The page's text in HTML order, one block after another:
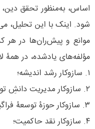
اساس، به‌منظور تحقق دین،
شود. اینک با این تحلیل،
موانع و پیش‌ران‌ها در هر
مؤلفه‌های یادشده، در همۀ
۱. سازوکار رشد اندیشه؛
۲. سازوکار مدیریت دانشِ توانمند در پیشرفت الگوی تحقیق و توسعه یا مدیریت تحول؛
۳. سازوکار حوزۀ توسعۀ فراگیر اجتماعی؛
۴. سازوکار نقد حاکمیت؛